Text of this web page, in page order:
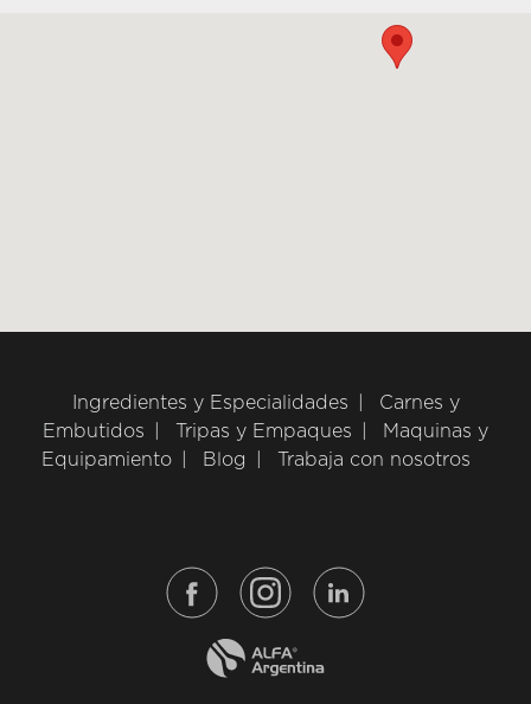
Ingredientes y Especialidades
Carnes y
Embutidos
Tripas y Empaques
Maquinas y
Equipamiento
Blog Trabaja con nosotros